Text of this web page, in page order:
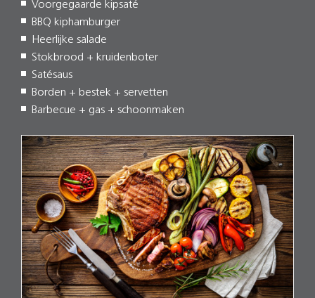
Voorgegaarde kipsaté
BBQ kiphamburger
Heerlijke salade
Stokbrood + kruidenboter
Satésaus
Borden + bestek + servetten
Barbecue + gas + schoonmaken